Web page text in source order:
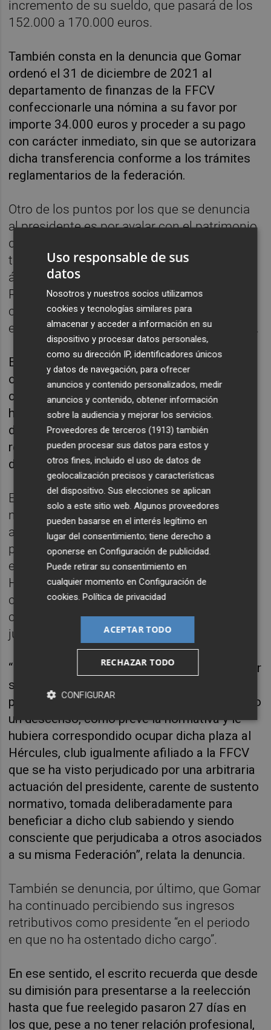
incremento de su sueldo, que pasará de los
152.000 a 170.000 euros.
También consta en la denuncia que Gomar
ordenó el 31 de diciembre de 2021 al
departamento de finanzas de la FFCV
confeccionarle una nómina a su favor por
importe 34.000 euros y proceder a su pago
con carácter inmediato, sin que se autorizara
dicha transferencia conforme a los trámites
reglamentarios de la federación.
Otro de los puntos por los que se denuncia
al presidente es por avalar con el patrimonio
de la FFCV y de manera unilateral “sin dar
traslado a ninguno de los responsables del
área económica”, al Alcoyano frente a la
RFEF por deudas salariales que el citado
club mantenía frente a sus futbolistas y
evitar el descenso administrativo del equipo.
Esta decisión, según se relata, “perjudicó a
otros clubes afiliados a la FFCV que
cumpliendo con sus obligaciones podían
haber visto mejorados sus derechos
deportivos al corresponderle,
reglamentariamente, ocupar la plaza
deportiva de la entidad deportiva avalada”.
En el escrito se recuerda que la FFCV debió
mantenerse “neutral para con todos los
asociados, o al menos para no causar
perjuicio a unos en beneficio de otros”. En
este caso, el club perjudicado fue el
Hércules, que podría haber ascendido en el
caso de que el Alcoyano no hubiera
cumplido con sus obligaciones con los
jugadores.
“De no haber avalado de forma unilateral y por
su cuenta el presidente de la FFCV, con el
patrimonio de esta, el Alcoyano habría sufrido
un descenso, como prevé la normativa y le
hubiera correspondido ocupar dicha plaza al
Hércules, club igualmente afiliado a la FFCV
que se ha visto perjudicado por una arbitraria
actuación del presidente, carente de sustento
normativo, tomada deliberadamente para
beneficiar a dicho club sabiendo y siendo
consciente que perjudicaba a otros asociados
a su misma Federación”, relata la denuncia.
También se denuncia, por último, que Gomar
ha continuado percibiendo sus ingresos
retributivos como presidente “en el periodo
en que no ha ostentado dicho cargo”.
En ese sentido, el escrito recuerda que desde
su dimisión para presentarse a la reelección
hasta que fue reelegido pasaron 27 días en
los que, pese a no tener relación profesional,
Uso responsable de sus
datos
Nosotros y nuestros socios utilizamos
cookies y tecnologías similares para
almacenar y acceder a información en su
dispositivo y procesar datos personales,
como su dirección IP, identificadores únicos
y datos de navegación, para ofrecer
anuncios y contenido personalizados, medir
anuncios y contenido, obtener información
sobre la audiencia y mejorar los servicios.
Proveedores de terceros (1913) también
pueden procesar sus datos para estos y
otros fines, incluido el uso de datos de
geolocalización precisos y características
del dispositivo. Sus elecciones se aplican
solo a este sitio web. Algunos proveedores
pueden basarse en el interés legítimo en
lugar del consentimiento; tiene derecho a
oponerse enConfiguración de publicidad.
Puede retirar su consentimiento en
cualquier momento enConfiguración de
cookies.Política de privacidad
ACEPTAR TODO
RECHAZAR TODO
CONFIGURAR